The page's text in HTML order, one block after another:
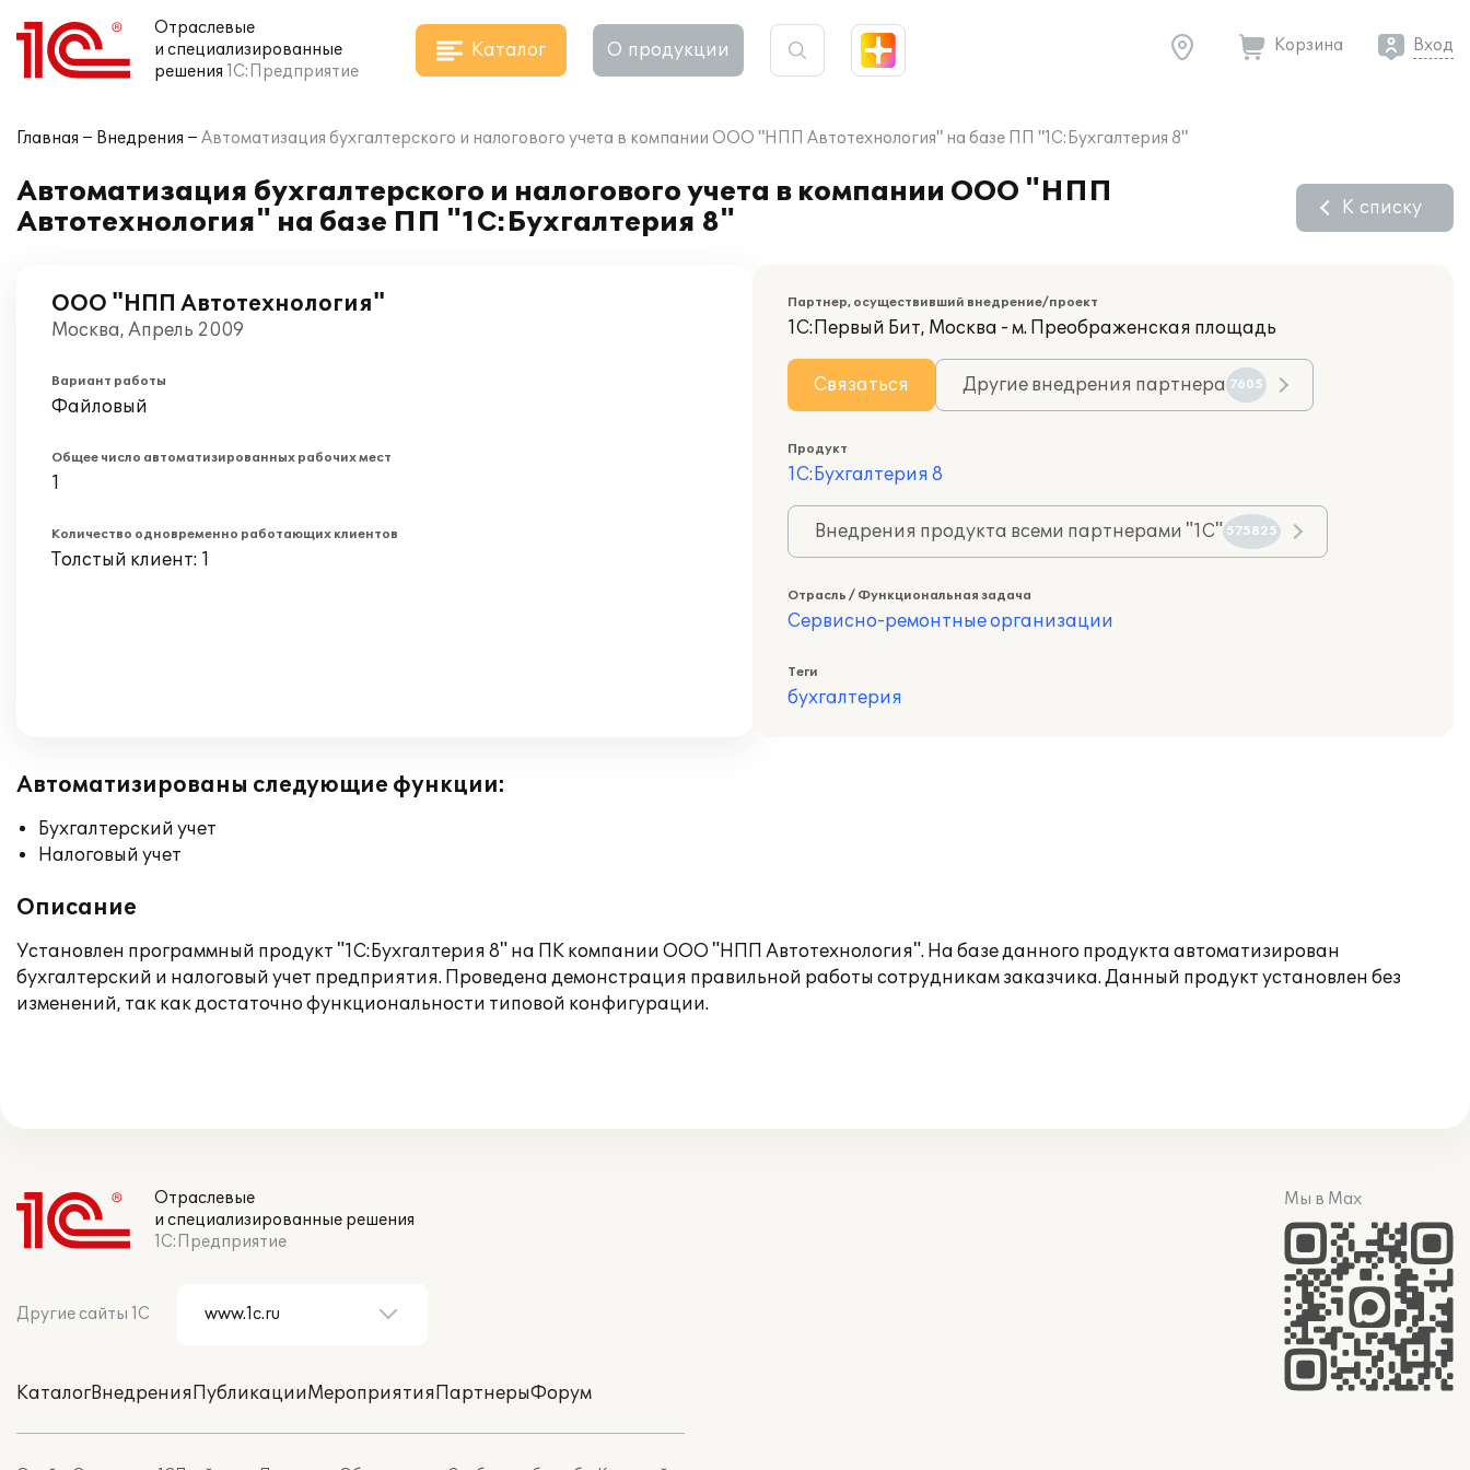
Отраслевые
и специализированные
решения 1С:Предприятие
Каталог О продукции Корзина Вход
Главная Внедрения Автоматизация бухгалтерского и налогового учета в компании ООО "НПП Автотехнология" на базе ПП "1С:Бухгалтерия 8"
Автоматизация бухгалтерского и налогового учета в компании ООО "НПП
Автотехнология" на базе ПП "1С:Бухгалтерия 8"
К списку
ООО "НПП Автотехнология"
Москва, Апрель 2009
Вариант работы
Файловый
Общее число автоматизированных рабочих мест
1
Количество одновременно работающих клиентов
Толстый клиент: 1
Партнер, осуществивший внедрение/проект
1С:Первый Бит, Москва - м. Преображенская площадь
Связаться Другие внедрения партнера 7605
Продукт
1С:Бухгалтерия 8
Внедрения продукта всеми партнерами "1С" 575825
Отрасль / Функциональная задача
Сервисно-ремонтные организации
Теги
бухгалтерия
Автоматизированы следующие функции:
Бухгалтерский учет
Налоговый учет
Описание
Установлен программный продукт "1С:Бухгалтерия 8" на ПК компании ООО "НПП Автотехнология". На базе данного продукта автоматизирован
бухгалтерский и налоговый учет предприятия. Проведена демонстрация правильной работы сотрудникам заказчика. Данный продукт установлен без
изменений, так как достаточно функциональности типовой конфигурации.
Отраслевые
и специализированные решения
1С:Предприятие
Другие сайты 1С
КаталогВнедренияПубликацииМероприятияПартнерыФорум
Мы в Max